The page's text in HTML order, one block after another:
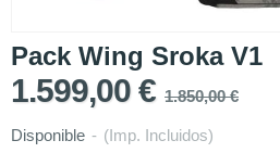
Pack Wing Sroka V1
1.599,00 € 1.850,00 €
Disponible - (Imp. Incluidos)